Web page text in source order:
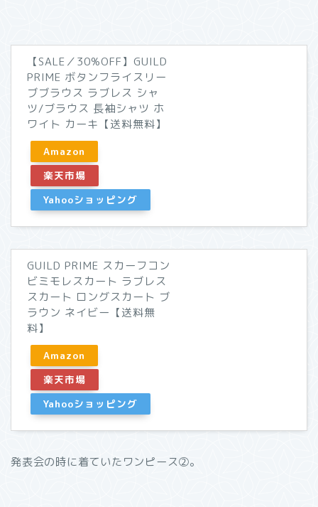
【SALE／30%OFF】GUILD
PRIME ボタンフライスリー
ブブラウス ラブレス シャ
ツ/ブラウス 長袖シャツ ホ
ワイト カーキ【送料無料】
Amazon
楽天市場
Yahooショッピング
GUILD PRIME スカーフコン
ビミモレスカート ラブレス
スカート ロングスカート ブ
ラウン ネイビー【送料無
料】
Amazon
楽天市場
Yahooショッピング
発表会の時に着ていたワンピース②。